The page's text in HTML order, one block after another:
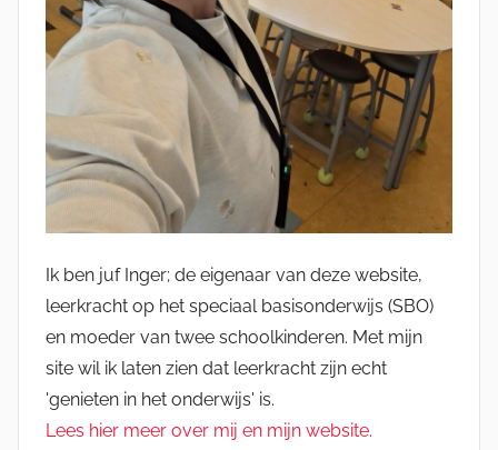
Ik ben juf Inger; de eigenaar van deze website,
leerkracht op het speciaal basisonderwijs (SBO)
en moeder van twee schoolkinderen. Met mijn
site wil ik laten zien dat leerkracht zijn echt
'genieten in het onderwijs' is.
Lees hier meer over mij en mijn website.